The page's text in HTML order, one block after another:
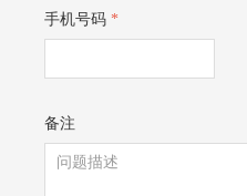
手机号码 *
备注